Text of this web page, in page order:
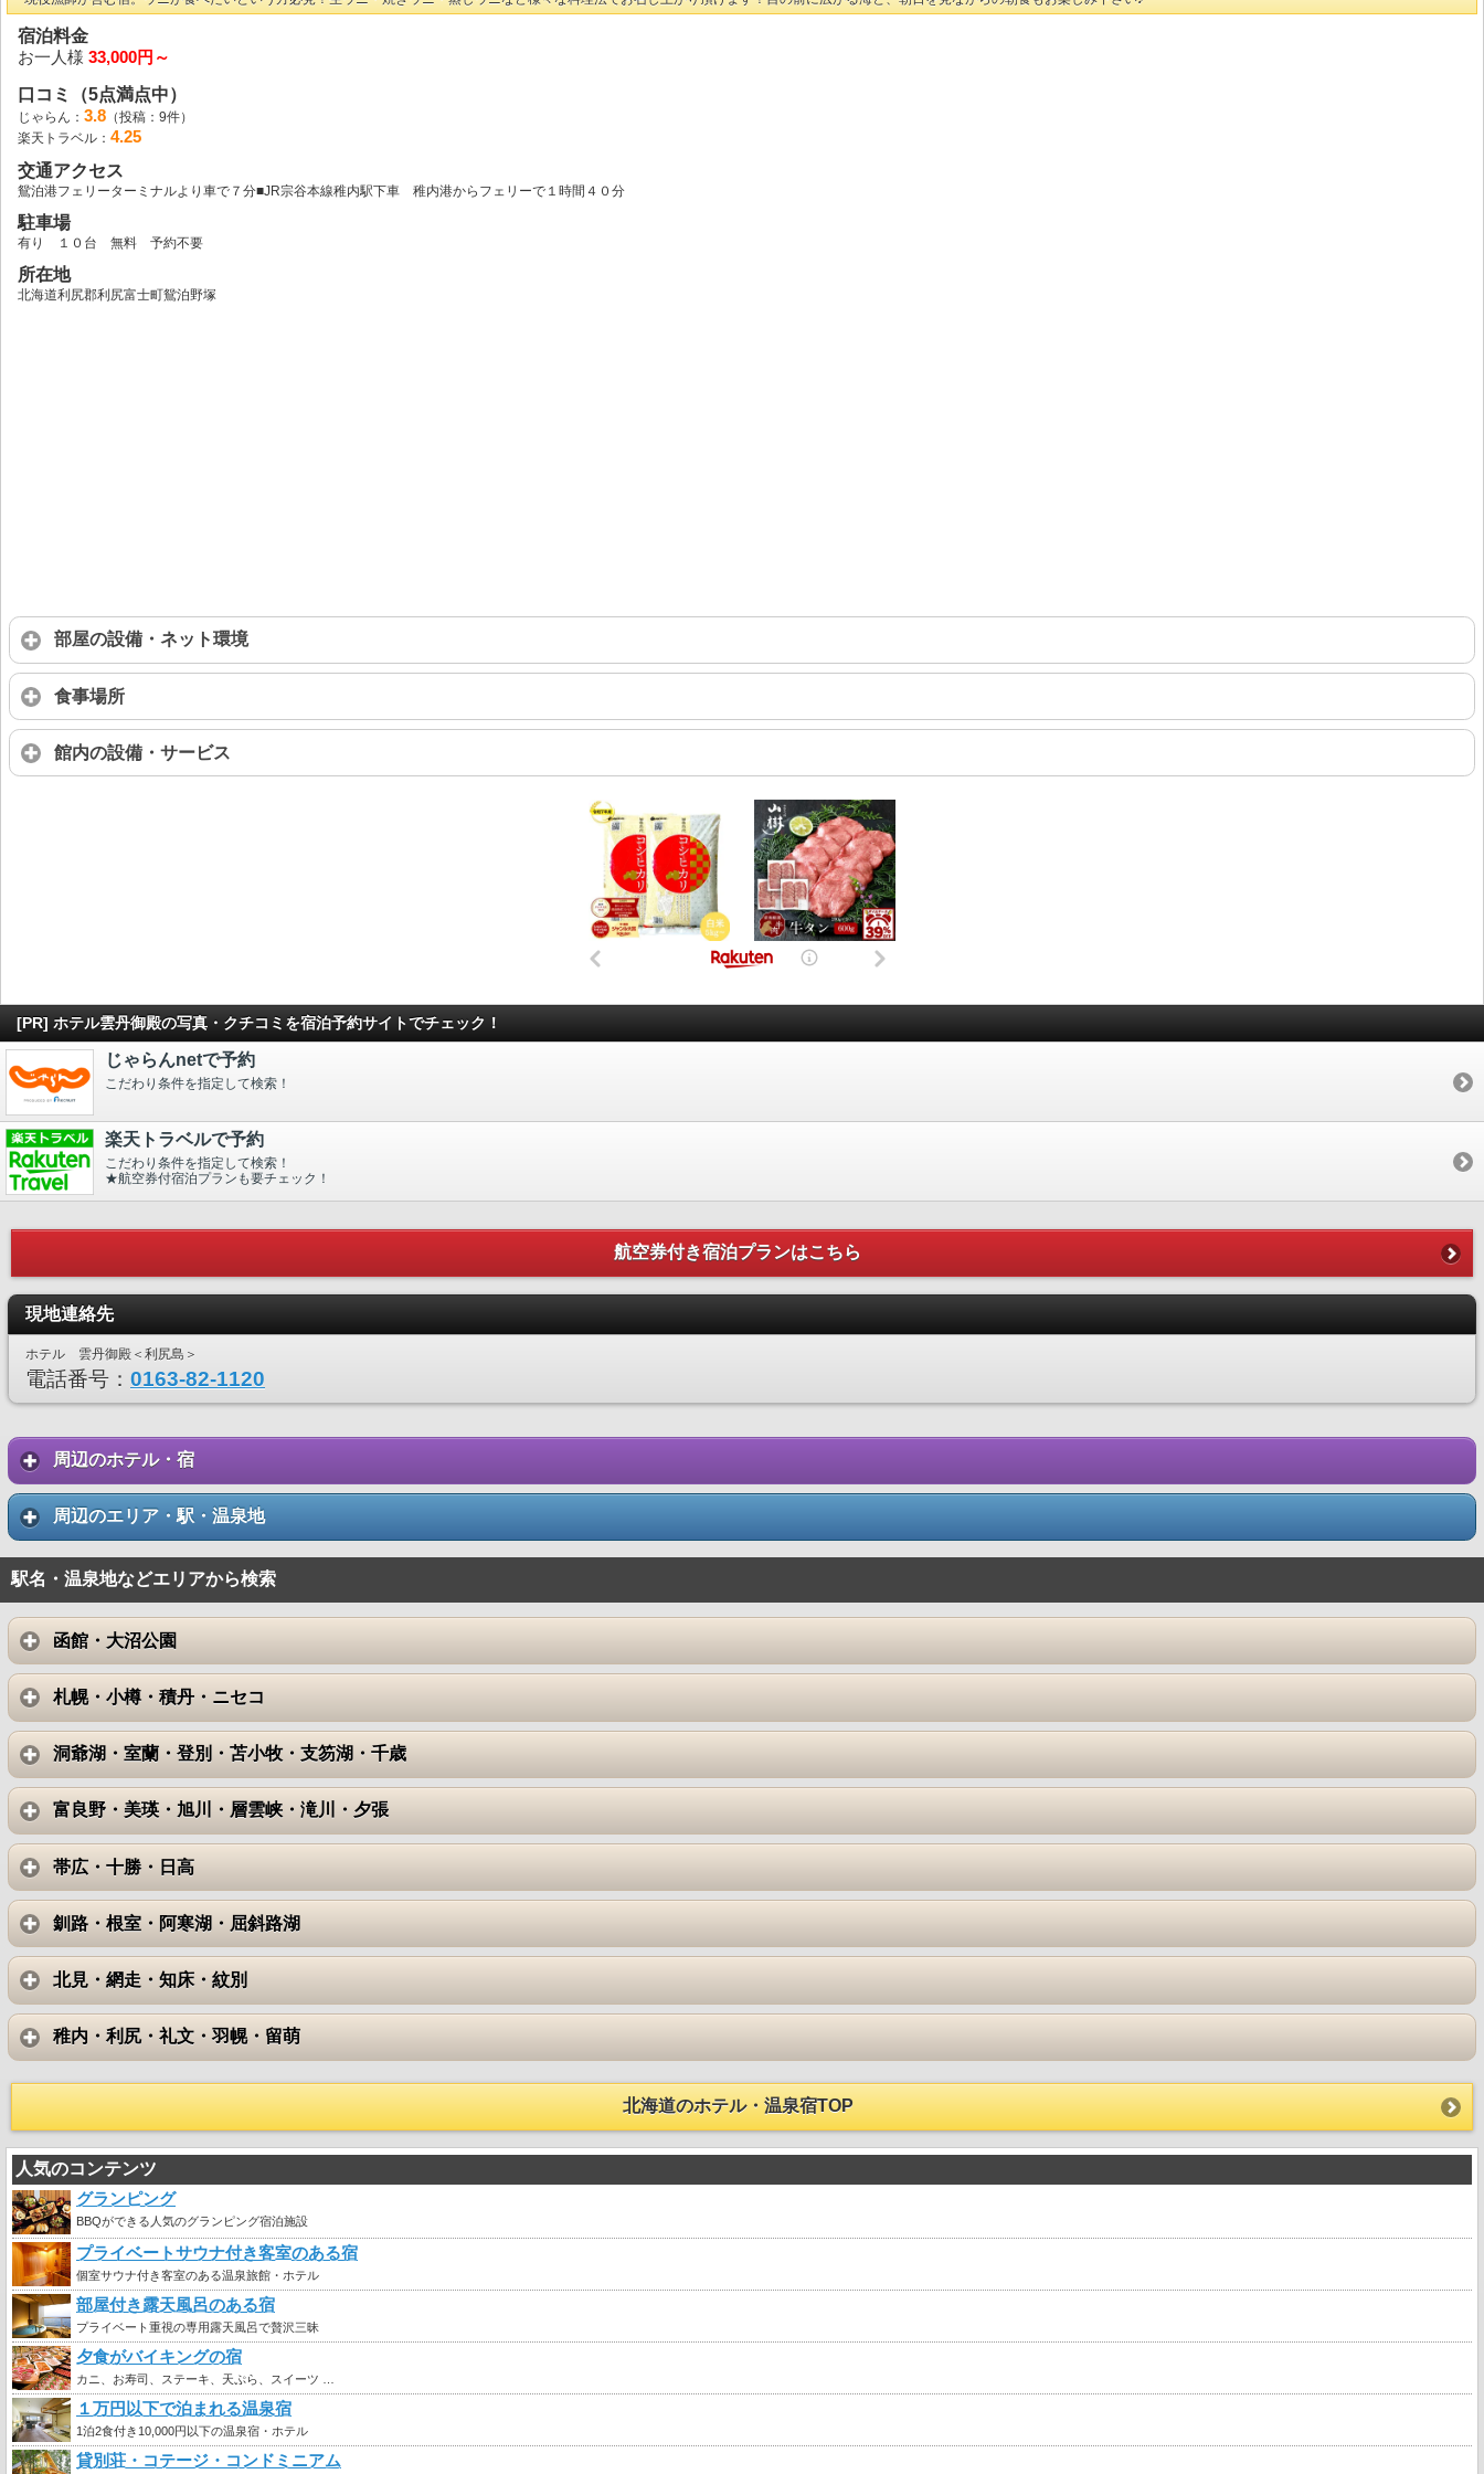
宿泊料金
お一人様 33,000円～
口コミ（5点満点中）
じゃらん： 3.8 （投稿：9件）
楽天トラベル： 4.25
交通アクセス
鴛泊港フェリーターミナルより車で７分■JR宗谷本線稚内駅下車 稚内港からフェリーで１時間４０分
駐車場
有り １０台 無料 予約不要
所在地
北海道利尻郡利尻富士町鴛泊野塚
部屋の設備・ネット環境
食事場所
館内の設備・サービス
[PR] ホテル雲丹御殿の写真・クチコミを宿泊予約サイトでチェック！
じゃらんnetで予約
こだわり条件を指定して検索！
楽天トラベルで予約
こだわり条件を指定して検索！
★航空券付宿泊プランも要チェック！
航空券付き宿泊プランはこちら
現地連絡先
ホテル 雲丹御殿＜利尻島＞
電話番号： 0163-82-1120
周辺のホテル・宿
周辺のエリア・駅・温泉地
駅名・温泉地などエリアから検索
函館・大沼公園
札幌・小樽・積丹・ニセコ
洞爺湖・室蘭・登別・苫小牧・支笏湖・千歳
富良野・美瑛・旭川・層雲峡・滝川・夕張
帯広・十勝・日高
釧路・根室・阿寒湖・屈斜路湖
北見・網走・知床・紋別
稚内・利尻・礼文・羽幌・留萌
北海道のホテル・温泉宿TOP
人気のコンテンツ
グランピング
BBQができる人気のグランピング宿泊施設
プライベートサウナ付き客室のある宿
個室サウナ付き客室のある温泉旅館・ホテル
部屋付き露天風呂のある宿
プライベート重視の専用露天風呂で贅沢三昧
夕食がバイキングの宿
カニ、お寿司、ステーキ、天ぷら、スイーツ …
１万円以下で泊まれる温泉宿
1泊2食付き10,000円以下の温泉宿・ホテル
貸別荘・コテージ・コンドミニアム